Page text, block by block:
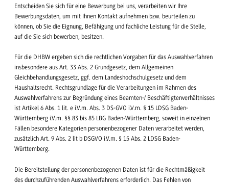
Entscheiden Sie sich für eine Bewerbung bei uns, verarbeiten wir Ihre
Bewerbungsdaten, um mit Ihnen Kontakt aufnehmen bzw. beurteilen zu
können, ob Sie die Eignung, Befähigung und fachliche Leistung für die Stelle,
auf die Sie sich bewerben, besitzen.
Für die DHBW ergeben sich die rechtlichen Vorgaben für das Auswahlverfahren
insbesondere aus Art. 33 Abs. 2 Grundgesetz, dem Allgemeinen
Gleichbehandlungsgesetz, ggf. dem Landeshochschulgesetz und dem
Haushaltsrecht. Rechtsgrundlage für die Verarbeitungen im Rahmen des
Auswahlverfahrens zur Begründung eines Beamten-/ Beschäftigtenverhältnisses
ist Artikel 6 Abs. 1 lit. e i.V.m. Abs. 3 DS-GVO i.V.m. § 15 LDSG Baden-
Württemberg i.V.m. §§ 83 bis 85 LBG Baden-Württemberg, soweit in einzelnen
Fällen besondere Kategorien personenbezogener Daten verarbeitet werden,
zusätzlich Art. 9 Abs. 2 lit b DSGVO i.V.m. § 15 Abs. 2 LDSG Baden-
Württemberg.
Die Bereitstellung der personenbezogenen Daten ist für die Rechtmäßigkeit
des durchzuführenden Auswahlverfahrens erforderlich. Das Fehlen von